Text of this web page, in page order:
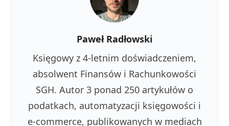
Paweł Radłowski
Księgowy z 4-letnim doświadczeniem,
absolwent Finansów i Rachunkowości
SGH. Autor 3 ponad 250 artykułów o
podatkach, automatyzacji księgowości i
e-commerce, publikowanych w mediach